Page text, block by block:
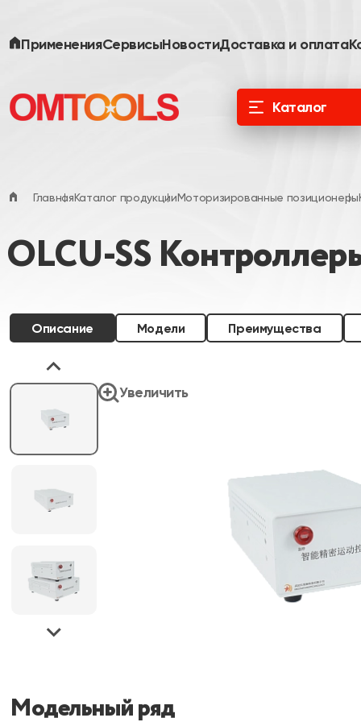
ПримененияСервисыНовостиДоставка и оплата
Каталог
ГлавнаяКаталог продукцииМоторизированные позиционеры
OLCU-SS
Описание Модели Преимущества
Увеличить
Модельный ряд